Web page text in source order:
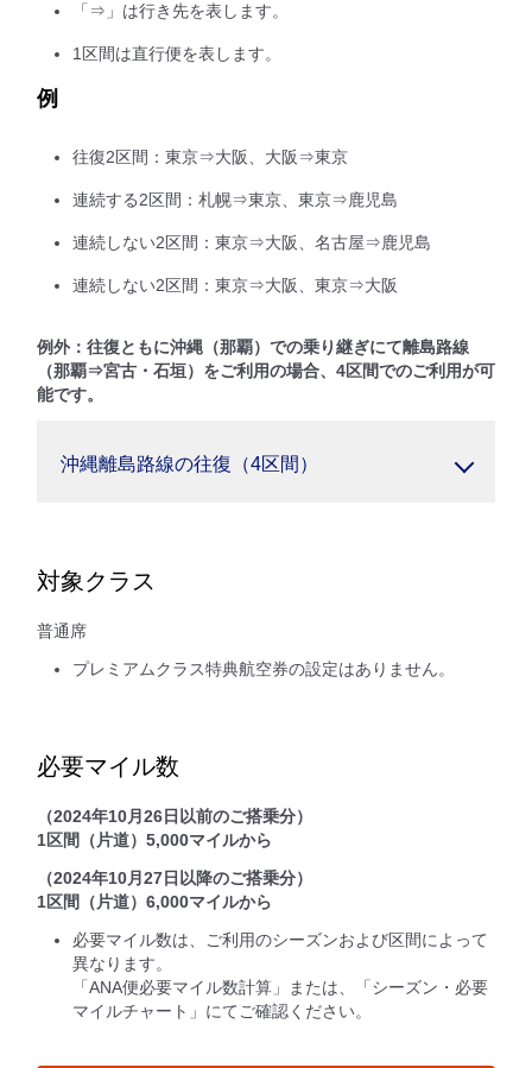
「⇒」は行き先を表します。
1区間は直行便を表します。
例
往復2区間：東京⇒大阪、大阪⇒東京
連続する2区間：札幌⇒東京、東京⇒鹿児島
連続しない2区間：東京⇒大阪、名古屋⇒鹿児島
連続しない2区間：東京⇒大阪、東京⇒大阪
例外：往復ともに沖縄（那覇）での乗り継ぎにて離島路線
（那覇⇒宮古・石垣）をご利用の場合、4区間でのご利用が可
能です。
沖縄離島路線の往復（4区間）
対象クラス
普通席
プレミアムクラス特典航空券の設定はありません。
必要マイル数
（2024年10月26日以前のご搭乗分）
1区間（片道）5,000マイルから
（2024年10月27日以降のご搭乗分）
1区間（片道）6,000マイルから
必要マイル数は、ご利用のシーズンおよび区間によって
異なります。
「ANA便必要マイル数計算」または、「シーズン・必要
マイルチャート」にてご確認ください。